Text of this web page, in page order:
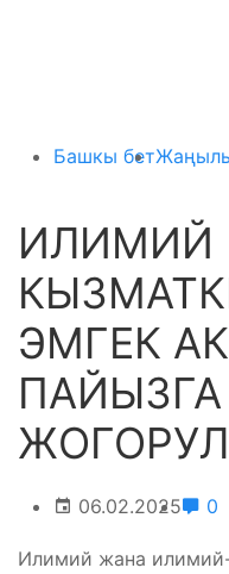
Башкы бет
ИЛИМИЙ
ЭМГЕК
ПАЙЫЗГА
06.02.2025 0
Илимий жана